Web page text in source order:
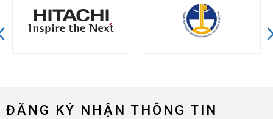
ĐĂNG KÝ NHẬN THÔNG TIN